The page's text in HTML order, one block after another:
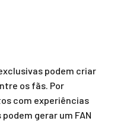
podem criar
os fãs. Por
com experiências
gerar um FAN